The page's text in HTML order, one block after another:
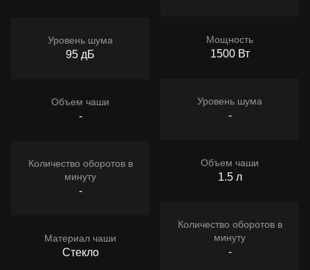
Уровень шума
95 дБ
Объем чаши
-
Количество оборотов в
минуту
-
Материал чаши
Стекло
Мощность
1500 Вт
Уровень шума
-
Объем чаши
1.5 л
Количество оборотов в
минуту
-